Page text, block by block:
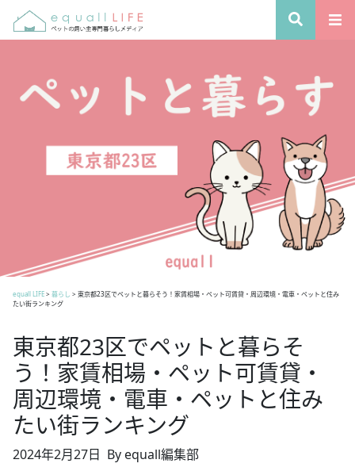
equall LIFE> 暮らし > 東京都23区でペットと暮らそう！家賃相場・ペット可賃貸・周辺環境・電車・ペットと住み
たい街ランキング
東京都23区でペットと暮らそ
う！家賃相場・ペット可賃貸・
周辺環境・電車・ペットと住み
たい街ランキング
2024年2月27日 By equall編集部